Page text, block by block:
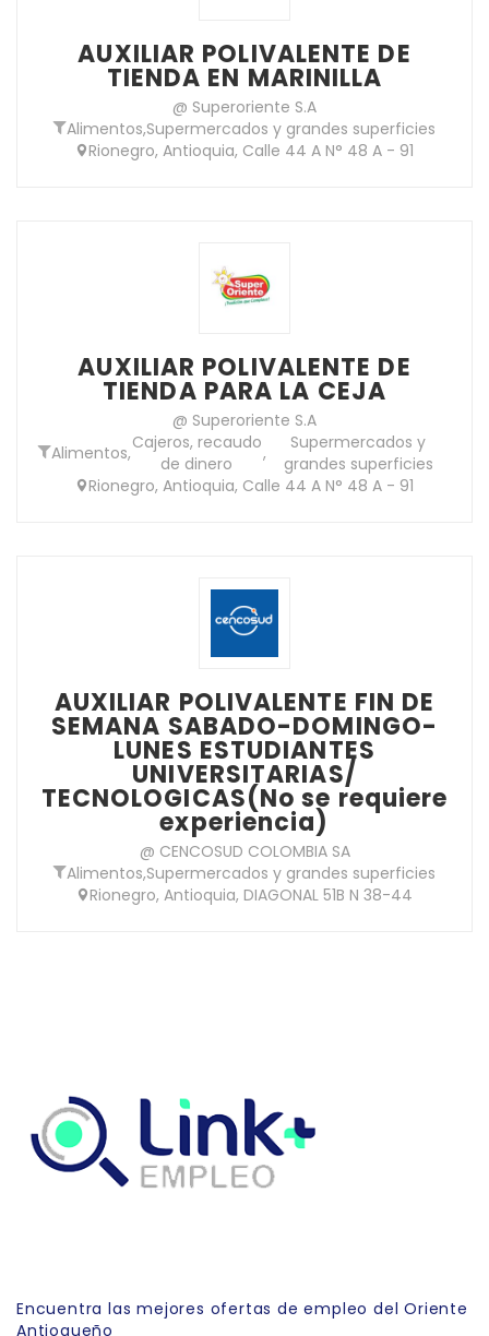
AUXILIAR POLIVALENTE DE
TIENDA EN MARINILLA
@ Superoriente S.A
Alimentos,Supermercados y grandes superficies
Rionegro, Antioquia, Calle 44 A N° 48 A - 91
AUXILIAR POLIVALENTE DE
TIENDA PARA LA CEJA
@ Superoriente S.A
Alimentos,Cajeros, recaudo
de dinero
,
Supermercados y
grandes superficies
Rionegro, Antioquia, Calle 44 A N° 48 A - 91
AUXILIAR POLIVALENTE FIN DE
SEMANA SABADO-DOMINGO-
LUNES ESTUDIANTES
UNIVERSITARIAS/
TECNOLOGICAS(No se requiere
experiencia)
@ CENCOSUD COLOMBIA SA
Alimentos,Supermercados y grandes superficies
Rionegro, Antioquia, DIAGONAL 51B N 38-44
Encuentra las mejores ofertas de empleo del Oriente
Antioqueño